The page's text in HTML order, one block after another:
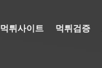
먹튀사이트 먹튀검증